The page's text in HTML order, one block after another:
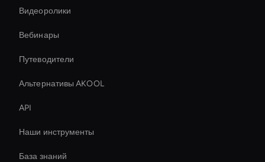
Видеоролики
Вебинары
Путеводители
Альтернативы AKOOL
API
Наши инструменты
База знаний